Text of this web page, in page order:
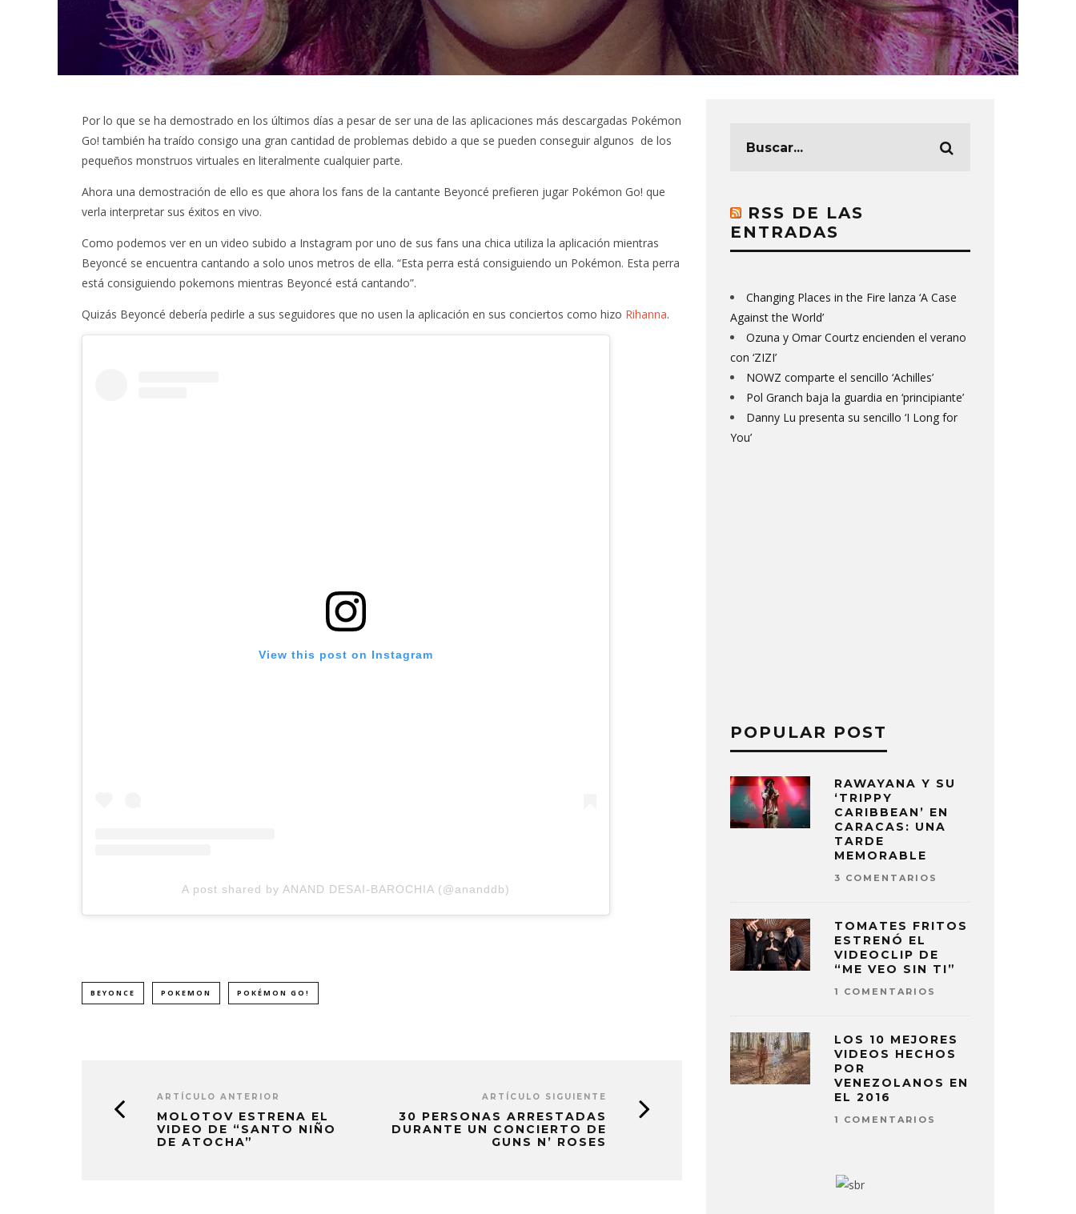
Por lo que se ha demostrado en los últimos días a pesar de ser una de las aplicaciones más descargadas Pokémon
Go! también ha traído consigo una gran cantidad de problemas debido a que se pueden conseguir algunos de los
pequeños monstruos virtuales en literalmente cualquier parte.
Ahora una demostración de ello es que ahora los fans de la cantante Beyoncé prefieren jugar Pokémon Go! que
verla interpretar sus éxitos en vivo.
Como podemos ver en un video subido a Instagram por uno de sus fans una chica utiliza la aplicación mientras
Beyoncé se encuentra cantando a solo unos metros de ella. “Esta perra está consiguiendo un Pokémon. Esta perra
está consiguiendo pokemons mientras Beyoncé está cantando”.
Quizás Beyoncé debería pedirle a sus seguidores que no usen la aplicación en sus conciertos como hizo Rihanna.
View this post on Instagram
A post shared by ANAND DESAI-BAROCHIA (@ananddb)
BEYONCE POKEMON POKÉMON GO!
ARTÍCULO ANTERIOR
MOLOTOV ESTRENA EL
VIDEO DE “SANTO NIÑO
DE ATOCHA”
ARTÍCULO SIGUIENTE
30 PERSONAS ARRESTADAS
DURANTE UN CONCIERTO DE
GUNS N’ ROSES
RSS DE LAS
ENTRADAS
Changing Places in the Fire lanza ‘A Case
Against the World’
Ozuna y Omar Courtz encienden el verano
con ‘ZIZI’
NOWZ comparte el sencillo ‘Achilles’
Pol Granch baja la guardia en ‘principiante’
Danny Lu presenta su sencillo ‘I Long for
You’
POPULAR POST
RAWAYANA Y SU
‘TRIPPY
CARIBBEAN’ EN
CARACAS: UNA
TARDE
MEMORABLE
3 COMENTARIOS
TOMATES FRITOS
ESTRENÓ EL
VIDEOCLIP DE
“ME VEO SIN TI”
1 COMENTARIOS
LOS 10 MEJORES
VIDEOS HECHOS
POR
VENEZOLANOS EN
EL 2016
1 COMENTARIOS